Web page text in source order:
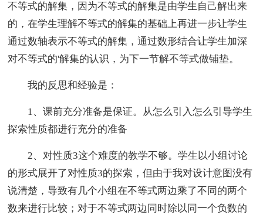
不等式的解集，因为不等式的解集是由学生自己解出来
的，在学生理解不等式的解集的基础上再进一步让学生
通过数轴表示不等式的解集，通过数形结合让学生加深
对不等式的'解集的认识，为下一节解不等式做铺垫。
我的反思和经验是：
1、课前充分准备是保证。从怎么引入怎么引导学生
探索性质都进行充分的准备
2、对性质3这个难度的教学不够。学生以小组讨论
的形式展开了对性质3的探索，但由于我对设计意图没有
说清楚，导致有几个小组在不等式两边乘了不同的两个
数来进行比较；对于不等式两边同时除以同一个负数的